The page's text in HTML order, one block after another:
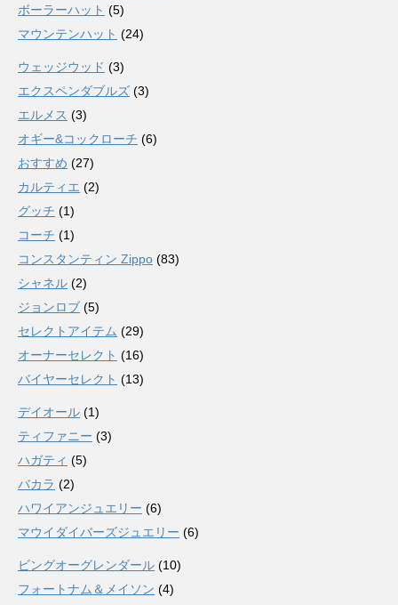
ボーラーハット (5)
マウンテンハット (24)
ウェッジウッド (3)
エクスペンダブルズ (3)
エルメス (3)
オギー&コックローチ (6)
おすすめ (27)
カルティエ (2)
グッチ (1)
コーチ (1)
コンスタンティン Zippo (83)
シャネル (2)
ジョンロブ (5)
セレクトアイテム (29)
オーナーセレクト (16)
バイヤーセレクト (13)
デイオール (1)
ティファニー (3)
ハガティ (5)
バカラ (2)
ハワイアンジュエリー (6)
マウイダイバーズジュエリー (6)
ビングオーグレンダール (10)
フォートナム＆メイソン (4)